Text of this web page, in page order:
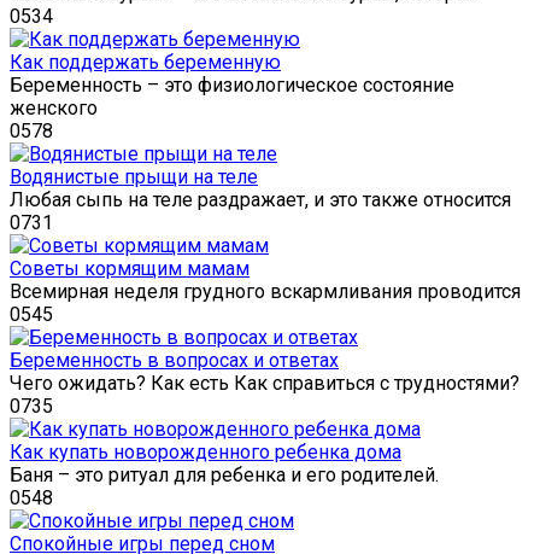
0534
Как поддержать беременную
Беременность – это физиологическое состояние
женского
0578
Водянистые прыщи на теле
Любая сыпь на теле раздражает, и это также относится
0731
Советы кормящим мамам
Всемирная неделя грудного вскармливания проводится
0545
Беременность в вопросах и ответах
Чего ожидать? Как есть Как справиться с трудностями?
0735
Как купать новорожденного ребенка дома
Баня – это ритуал для ребенка и его родителей.
0548
Спокойные игры перед сном